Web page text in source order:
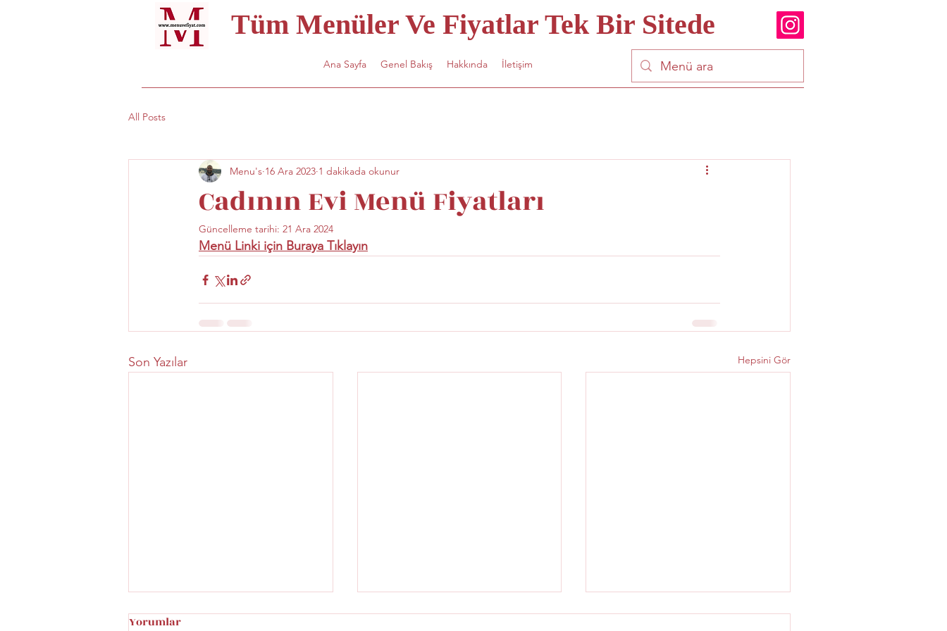
Tüm Menüler Ve Fiyatlar Tek Bir Sitede
Ana Sayfa Genel Bakış Hakkında İletişim
All Posts
Cadının Evi Menü Fiyatları
Menu's 16 Ara 2023 1 dakikada okunur
Güncelleme tarihi: 21 Ara 2024
Menü Linki için Buraya Tıklayın
Son Yazılar Hepsini Gör
Yorumlar